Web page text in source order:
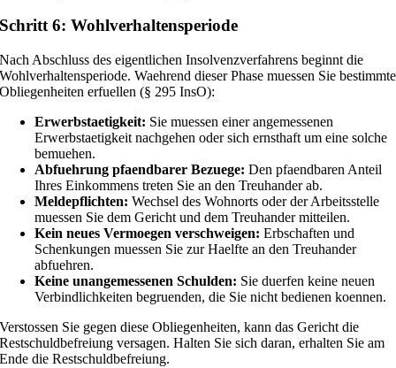
Schritt 6: Wohlverhaltensperiode
Nach Abschluss des eigentlichen Insolvenzverfahrens beginnt die
Wohlverhaltensperiode. Waehrend dieser Phase muessen Sie bestimmte
Obliegenheiten erfuellen (§ 295 InsO):
Erwerbstaetigkeit: Sie muessen einer angemessenen
Erwerbstaetigkeit nachgehen oder sich ernsthaft um eine solche
bemuehen.
Abfuehrung pfaendbarer Bezuege: Den pfaendbaren Anteil
Ihres Einkommens treten Sie an den Treuhander ab.
Meldepflichten: Wechsel des Wohnorts oder der Arbeitsstelle
muessen Sie dem Gericht und dem Treuhander mitteilen.
Kein neues Vermoegen verschweigen: Erbschaften und
Schenkungen muessen Sie zur Haelfte an den Treuhander
abfuehren.
Keine unangemessenen Schulden: Sie duerfen keine neuen
Verbindlichkeiten begruenden, die Sie nicht bedienen koennen.
Verstossen Sie gegen diese Obliegenheiten, kann das Gericht die
Restschuldbefreiung versagen. Halten Sie sich daran, erhalten Sie am
Ende die Restschuldbefreiung.